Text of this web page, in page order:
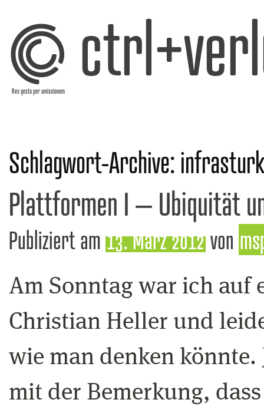
Res gesta per amissionem
Schlagwort-Archive:
Plattformen I – Ubiquität
Publiziert am 13. März 2012von
Am Sonntag war ich auf
Christian Heller und
wie man denken
mit der Bemerkung,